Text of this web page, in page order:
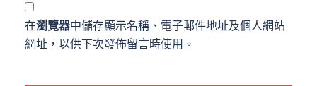
在瀏覽器中儲存顯示名稱、電子郵件地址及個人網站
網址，以供下次發佈留言時使用。